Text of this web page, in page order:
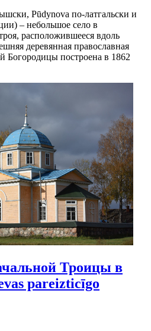
Pūdynova по-латгальски и
– небольшое село в
расположившееся вдоль
деревянная православная
Богородицы построена в 1862
Троицы в
pareizticīgo